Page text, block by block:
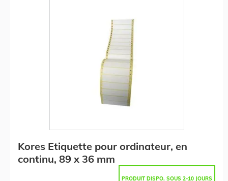
Kores Etiquette pour ordinateur, en
continu, 89 x 36 mm
PRODUIT DISPO. SOUS 2-10 JOURS